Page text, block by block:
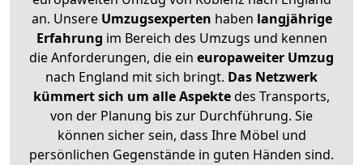
an. Unsere Umzugsexperten haben langjährige
Erfahrung im Bereich des Umzugs und kennen
die Anforderungen, die ein europaweiter Umzug
nach England mit sich bringt. Das Netzwerk
kümmert sich um alle Aspektedes Transports,
von der Planung bis zur Durchführung. Sie
können sicher sein, dass Ihre Möbel und
persönlichen Gegenstände in guten Händen sind.